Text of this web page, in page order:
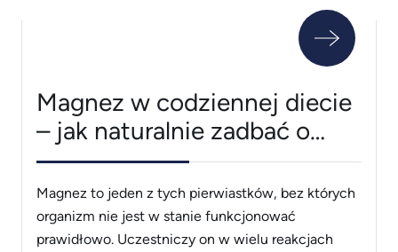
Magnez w codziennej diecie
– jak naturalnie zadbać o
jego odpowiedni poziom?
Magnez to jeden z tych pierwiastków, bez których
organizm nie jest w stanie funkcjonować
prawidłowo. Uczestniczy on w wielu reakcjach